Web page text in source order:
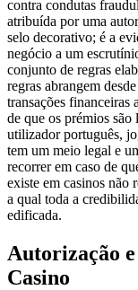
contra condutas
atribuída por uma
selo decorativo; é a
negócio a um
conjunto de regras
regras abrangem
transações financeiras
de que os prémios
utilizador português,
tem um meio legal e
recorrer em caso de
existe em casinos não
a qual toda a
edificada.
Autorização
Casino